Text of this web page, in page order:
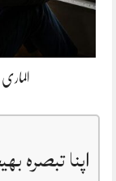
اپنا تبصرہ